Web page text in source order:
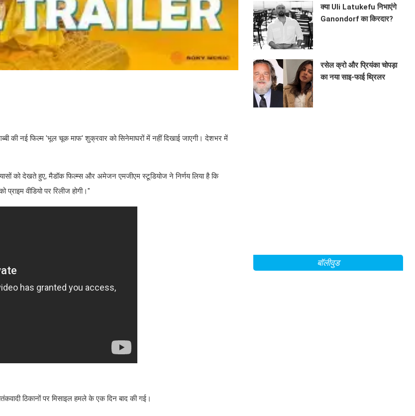
की नई फिल्म 'भूल चूक माफ' शुक्रवार को सिनेमाघरों में नहीं दिखाई जाएगी। देशभर में
को देखते हुए, मैडॉक फिल्म्स और अमेजन एमजीएम स्टूडियोज ने निर्णय लिया है कि
वीडियो पर रिलीज होगी।"
ठिकानों पर मिसाइल हमले के एक दिन बाद की गई।
क्या Uli Latukefu निभाएंगे
Ganondorf का किरदार?
रसेल क्रो और प्रियंका चोपड़ा
का नया साइ-फाई थ्रिलर
बॉलीवुड